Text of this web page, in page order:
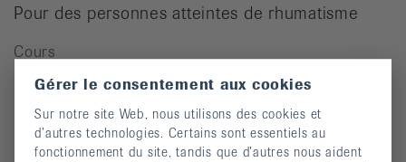
Pour des personnes atteintes de rhumatisme
Cours
Manifestations
Prévention des chutes
Publications
Gérer le consentement aux cookies
Sur notre site Web, nous utilisons des cookies et
d’autres technologies. Certains sont essentiels au
fonctionnement du site, tandis que d’autres nous aident